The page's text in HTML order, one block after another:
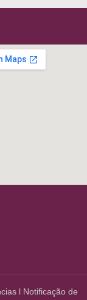
l Notificação de